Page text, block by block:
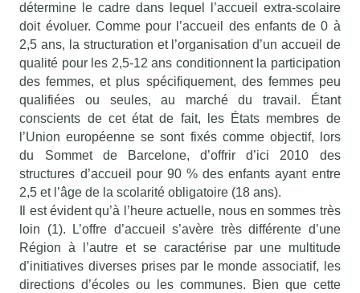
détermine le cadre dans lequel l’accueil extra-scolaire
doit évoluer. Comme pour l’accueil des enfants de 0 à
2,5 ans, la structuration et l’organisation d’un accueil de
qualité pour les 2,5-12 ans conditionnent la participation
des femmes, et plus spécifiquement, des femmes peu
qualifiées ou seules, au marché du travail. Étant
conscients de cet état de fait, les États membres de
l’Union européenne se sont fixés comme objectif, lors
du Sommet de Barcelone, d’offrir d’ici 2010 des
structures d’accueil pour 90 % des enfants ayant entre
2,5 et l’âge de la scolarité obligatoire (18 ans).
Il est évident qu’à l’heure actuelle, nous en sommes très
loin (1). L’offre d’accueil s’avère très différente d’une
Région à l’autre et se caractérise par une multitude
d’initiatives diverses prises par le monde associatif, les
directions d’écoles ou les communes. Bien que cette